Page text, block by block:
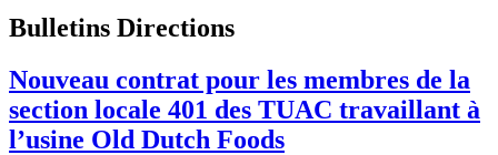
Bulletins Directions
Nouveau contrat pour les membres de la
section locale 401 des TUAC travaillant à
l’usine Old Dutch Foods